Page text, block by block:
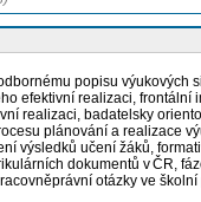
popisu
efektivní realizaci, frontální
realizaci, badatelsky
plánování a realizace
výsledků učení žáků,
dokumentů v ČR,
otázky ve školní